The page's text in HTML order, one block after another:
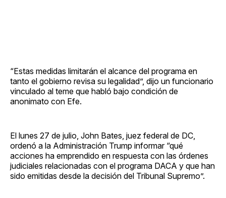
“Estas medidas limitarán el alcance del programa en
tanto el gobierno revisa su legalidad”, dijo un funcionario
vinculado al teme que habló bajo condición de
anonimato con Efe.
El lunes 27 de julio, John Bates, juez federal de DC,
ordenó a la Administración Trump informar “qué
acciones ha emprendido en respuesta con las órdenes
judiciales relacionadas con el programa DACA y que han
sido emitidas desde la decisión del Tribunal Supremo”.